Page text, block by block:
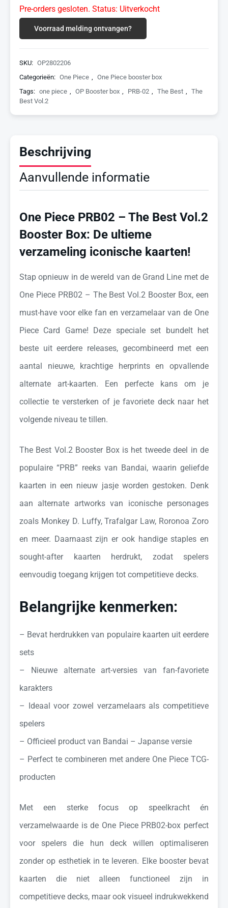
Pre-orders gesloten. Status: Uitverkocht
Voorraad melding ontvangen?
SKU: OP2802206
Categorieën: One Piece , One Piece booster box
Tags: one piece , OP Booster box , PRB-02 , The Best , The
Best Vol.2
Beschrijving
Aanvullende informatie
One Piece PRB02 – The Best Vol.2
Booster Box: De ultieme
verzameling iconische kaarten!
Stap opnieuw in de wereld van de Grand Line met de
One Piece PRB02 – The Best Vol.2 Booster Box, een
must-have voor elke fan en verzamelaar van de One
Piece Card Game! Deze speciale set bundelt het
beste uit eerdere releases, gecombineerd met een
aantal nieuwe, krachtige herprints en opvallende
alternate art-kaarten. Een perfecte kans om je
collectie te versterken of je favoriete deck naar het
volgende niveau te tillen.
The Best Vol.2 Booster Box is het tweede deel in de
populaire “PRB” reeks van Bandai, waarin geliefde
kaarten in een nieuw jasje worden gestoken. Denk
aan alternate artworks van iconische personages
zoals Monkey D. Luffy, Trafalgar Law, Roronoa Zoro
en meer. Daarnaast zijn er ook handige staples en
sought-after kaarten herdrukt, zodat spelers
eenvoudig toegang krijgen tot competitieve decks.
Belangrijke kenmerken:
– Bevat herdrukken van populaire kaarten uit eerdere
sets
– Nieuwe alternate art-versies van fan-favoriete
karakters
– Ideaal voor zowel verzamelaars als competitieve
spelers
– Officieel product van Bandai – Japanse versie
– Perfect te combineren met andere One Piece TCG-
producten
Met een sterke focus op speelkracht én
verzamelwaarde is de One Piece PRB02-box perfect
voor spelers die hun deck willen optimaliseren
zonder op esthetiek in te leveren. Elke booster bevat
kaarten die niet alleen functioneel zijn in
competitieve decks, maar ook visueel indrukwekkend